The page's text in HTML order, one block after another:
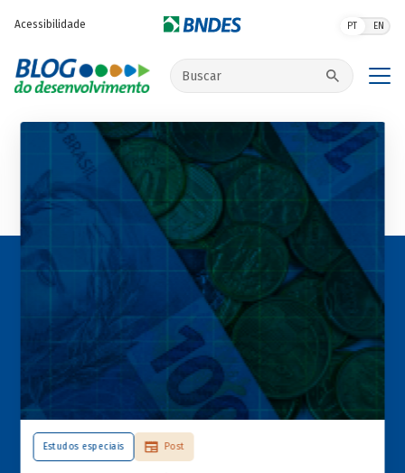
Acessibilidade PT EN
Buscar no site
Estudos especiais Post